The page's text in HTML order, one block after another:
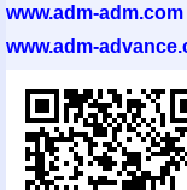
www.adm-adm.com
www.adm-